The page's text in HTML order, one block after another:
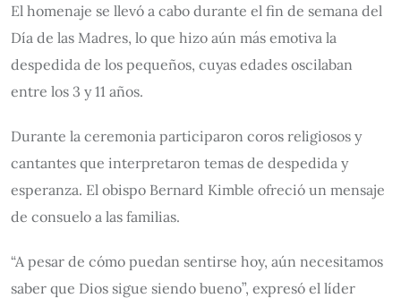
El homenaje se llevó a cabo durante el fin de semana del
Día de las Madres, lo que hizo aún más emotiva la
despedida de los pequeños, cuyas edades oscilaban
entre los 3 y 11 años.
Durante la ceremonia participaron coros religiosos y
cantantes que interpretaron temas de despedida y
esperanza. El obispo Bernard Kimble ofreció un mensaje
de consuelo a las familias.
“A pesar de cómo puedan sentirse hoy, aún necesitamos
saber que Dios sigue siendo bueno”, expresó el líder